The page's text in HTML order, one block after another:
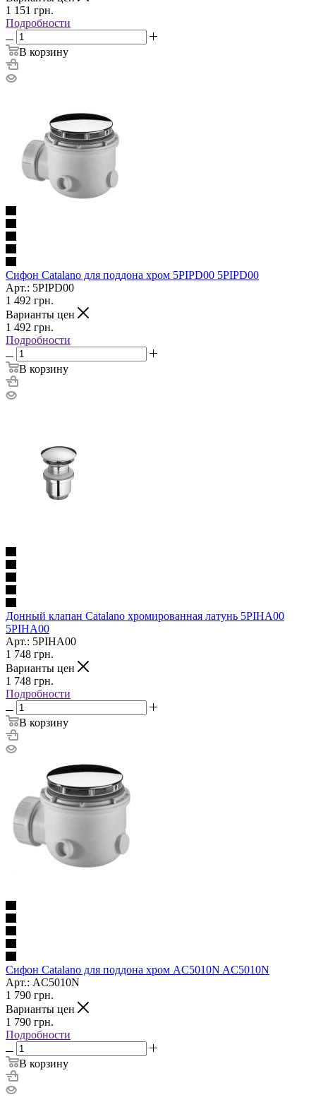
1 151 грн.
Подробности
В корзину
Сифон Catalano для поддона хром 5PIPD00 5PIPD00
Арт.: 5PIPD00
1 492 грн.
Варианты цен
1 492 грн.
Подробности
В корзину
Донный клапан Catalano хромированная латунь 5PIHA00
5PIHA00
Арт.: 5PIHA00
1 748 грн.
Варианты цен
1 748 грн.
Подробности
В корзину
Сифон Catalano для поддона хром AC5010N AC5010N
Арт.: AC5010N
1 790 грн.
Варианты цен
1 790 грн.
Подробности
В корзину